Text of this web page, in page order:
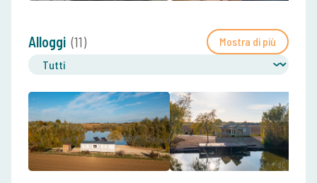
Alloggi (11) Mostra di più